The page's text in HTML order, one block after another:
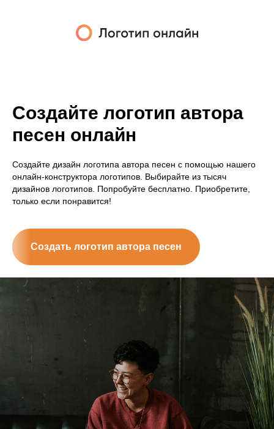
Создайте логотип автора
песен онлайн
Создайте дизайн логотипа автора песен с помощью нашего
онлайн-конструктора логотипов. Выбирайте из тысяч
дизайнов логотипов. Попробуйте бесплатно. Приобретите,
только если понравится!
Создать логотип автора песен